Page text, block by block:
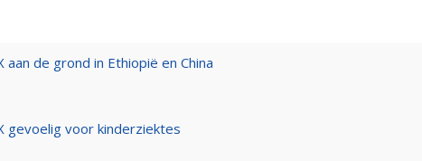
aan de grond in Ethiopië en China
gevoelig voor kinderziektes